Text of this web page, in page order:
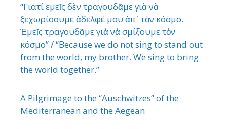
“Γιατί εμεῖς δὲν τραγουδᾶμε γιὰ νὰ
ξεχωρίσουμε ἀδελφέ μου ἀπ᾿ τὸν κόσμο.
Ἐμεῖς τραγουδᾶμε γιὰ νὰ σμίξουμε τὸν
κόσμο”./ “Because we do not sing to stand out
from the world, my brother. We sing to bring
the world together.”
A Pilgrimage to the “Auschwitzes” of the
Mediterranean and the Aegean